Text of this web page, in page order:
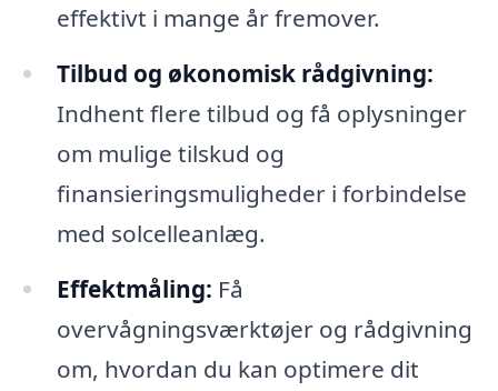
effektivt i mange år fremover.
Tilbud og økonomisk rådgivning:
Indhent flere tilbud og få oplysninger
om mulige tilskud og
finansieringsmuligheder i forbindelse
med solcelleanlæg.
Effektmåling: Få
overvågningsværktøjer og rådgivning
om, hvordan du kan optimere dit